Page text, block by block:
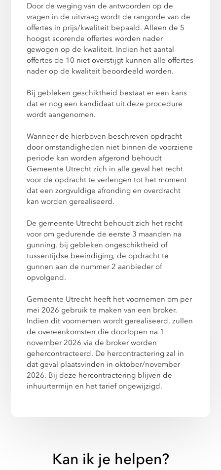
Door de weging van de antwoorden op de
vragen in de uitvraag wordt de rangorde van de
offertes in prijs/kwaliteit bepaald. Alleen de 5
hoogst scorende offertes worden nader
gewogen op de kwaliteit. Indien het aantal
offertes de 10 niet overstijgt kunnen alle offertes
nader op de kwaliteit beoordeeld worden.
Bij gebleken geschiktheid bestaat er een kans
dat er nog een kandidaat uit deze procedure
wordt aangenomen.
Wanneer de hierboven beschreven opdracht
door omstandigheden niet binnen de voorziene
periode kan worden afgerond behoudt
Gemeente Utrecht zich in alle geval het recht
voor de opdracht te verlengen tot het moment
dat een zorgvuldige afronding en overdracht
kan worden gerealiseerd.
De gemeente Utrecht behoudt zich het recht
voor om gedurende de eerste 3 maanden na
gunning, bij gebleken ongeschiktheid of
tussentijdse beeindiging, de opdracht te
gunnen aan de nummer 2 aanbieder of
opvolgend.
Gemeente Utrecht heeft het voornemen om per
mei 2026 gebruik te maken van een broker.
Indien dit voornemen wordt gerealiseerd, zullen
de overeenkomsten die doorlopen na 1
november 2026 via de broker worden
gehercontracteerd. De hercontractering zal in
dat geval plaatsvinden in oktober/november
2026. Bij deze hercontractering blijven de
inhuurtermijn en het tarief ongewijzigd.
Kan ik je helpen?